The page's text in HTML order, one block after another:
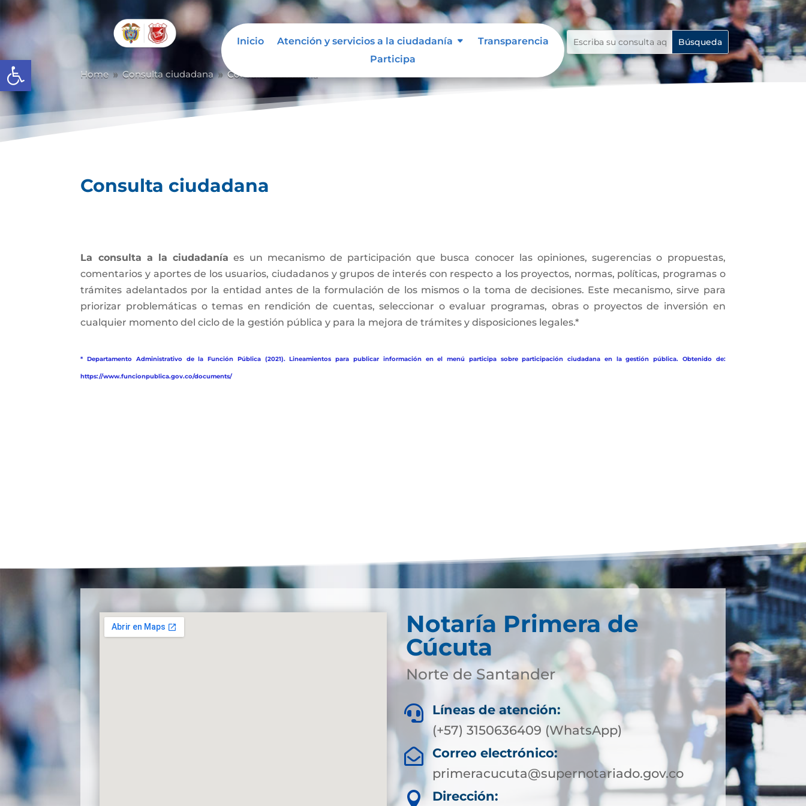
Abrir barra de herramientas
Inicio Atención y servicios a la ciudadanía
Transparencia
Participa
Home 9 Consulta ciudadana 9 Consulta ciudadana
Consulta ciudadana
La consulta a la ciudadanía es un mecanismo de participación que busca conocer las opiniones, sugerencias o propuestas,
comentarios y aportes de los usuarios, ciudadanos y grupos de interés con respecto a los proyectos, normas, políticas, programas o
trámites adelantados por la entidad antes de la formulación de los mismos o la toma de decisiones. Este mecanismo, sirve para
priorizar problemáticas o temas en rendición de cuentas, seleccionar o evaluar programas, obras o proyectos de inversión en
cualquier momento del ciclo de la gestión pública y para la mejora de trámites y disposiciones legales.*
* Departamento Administrativo de la Función Pública (2021). Lineamientos para publicar información en el menú participa sobre participación ciudadana en la gestión pública. Obtenido de:
https://www.funcionpublica.gov.co/documents/
Notaría Primera de
Cúcuta
Norte de Santander

Líneas de atención:
(+57) 3150636409 (WhatsApp)

Correo electrónico:
primeracucuta@supernotariado.gov.co
 Dirección: